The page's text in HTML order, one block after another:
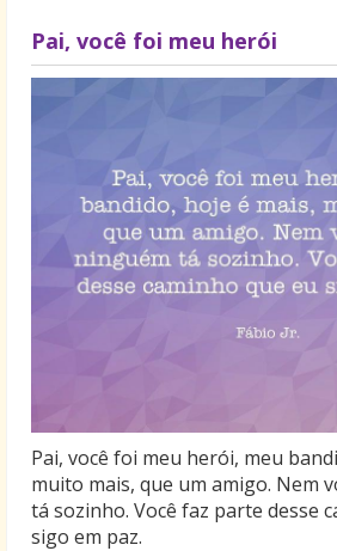
Pai, você foi meu herói
Pai, você foi meu herói, meu
muito mais, que um amigo. Nem
tá sozinho. Você faz parte desse
sigo em paz.